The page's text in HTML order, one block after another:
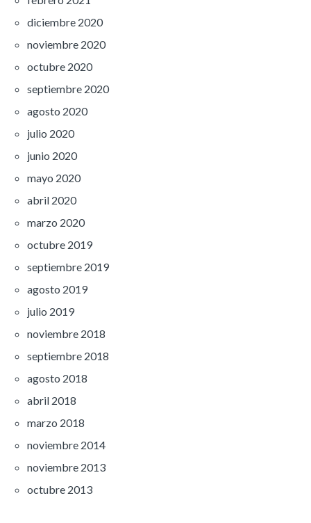
diciembre 2020
noviembre 2020
octubre 2020
septiembre 2020
agosto 2020
julio 2020
junio 2020
mayo 2020
abril 2020
marzo 2020
octubre 2019
septiembre 2019
agosto 2019
julio 2019
noviembre 2018
septiembre 2018
agosto 2018
abril 2018
marzo 2018
noviembre 2014
noviembre 2013
octubre 2013